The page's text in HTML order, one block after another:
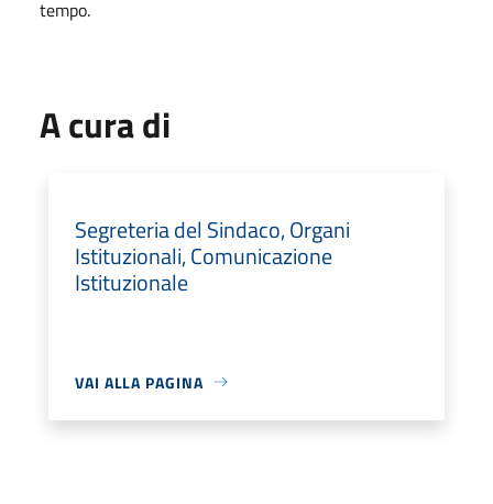
tempo.
A cura di
Segreteria del Sindaco, Organi
Istituzionali, Comunicazione
Istituzionale
VAI ALLA PAGINA